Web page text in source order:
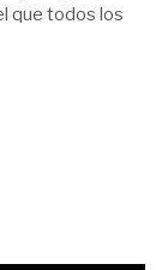
que todos los